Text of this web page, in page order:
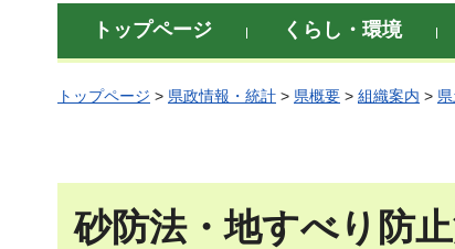
トップページ くらし・環境
トップページ > 県政情報・統計 > 県概要 > 組織案内 >
砂防法・地すべり防